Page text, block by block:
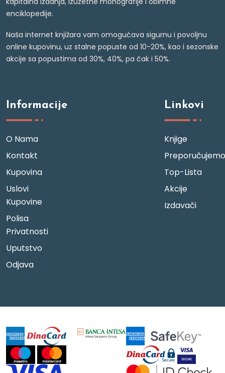
enciklopedije.
Naša internet knjižara vam omogućava sigurnu i povoljnu
online kupovinu, uz stalne popuste od 10-20%, kao i sezonske
akcije sa popustima od 30%, 40%, pa čak i 50%.
Informacije
O Nama
Kontakt
Kupovina
Uslovi
Kupovine
Polisa
Privatnosti
Uputstvo
Odjava
Linkovi
Knjige
Preporučujemo
Top-Lista
Akcije
Izdavači